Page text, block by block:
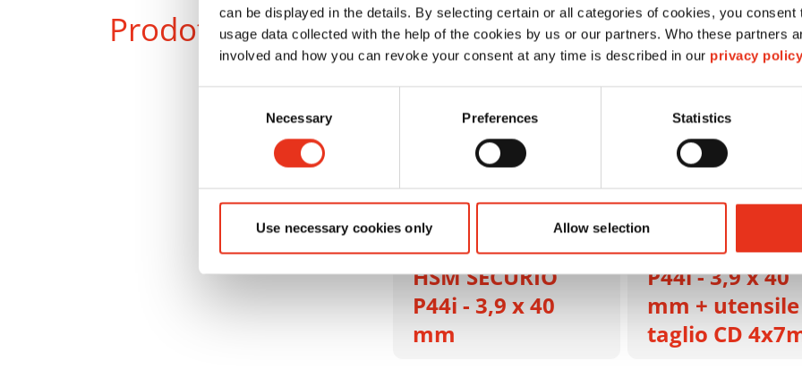
can be displayed in the details. By selecting certain or all categories of cookies, you
usage data collected with the help of the cookies by us or our partners. Who these partners
involved and how you can revoke your consent at any time is described in our privacy policy
Necessary Preferences Statistics
Use necessary cookies only Allow selection
Prodottia confronto
HSM SECURIO
P44i - 3,9 x 40
mm
HSM SECURIO
P44i - 3,9 x 40
mm +
taglio CD